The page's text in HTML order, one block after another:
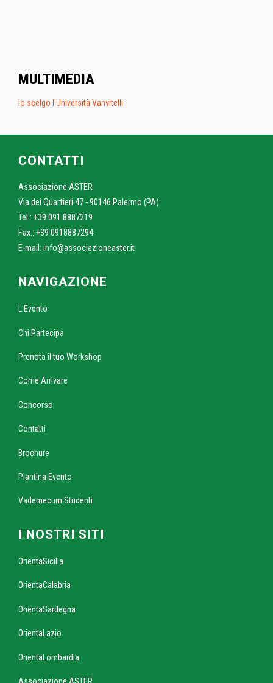
MULTIMEDIA
Io scelgo l'Università Vanvitelli
CONTATTI
Associazione ASTER
Via dei Quartieri 47 - 90146 Palermo (PA)
Tel.: +39 091 8887219
Fax.: +39 0918887294
E-mail: info@associazioneaster.it
NAVIGAZIONE
L'Evento
Chi Partecipa
Prenota il tuo Workshop
Come Arrivare
Concorso
Contatti
Brochure
Piantina Evento
Vademecum Studenti
I NOSTRI SITI
OrientaSicilia
OrientaCalabria
OrientaSardegna
OrientaLazio
OrientaLombardia